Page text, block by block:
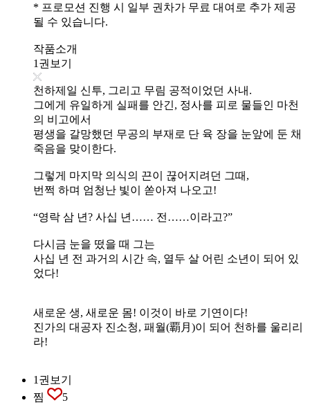
* 프로모션 진행 시 일부 권차가 무료 대여로 추가 제공
될 수 있습니다.
작품소개
1권보기
천하제일 신투, 그리고 무림 공적이었던 사내.
그에게 유일하게 실패를 안긴, 정사를 피로 물들인 마천
의 비고에서
평생을 갈망했던 무공의 부재로 단 육 장을 눈앞에 둔 채
죽음을 맞이한다.
그렇게 마지막 의식의 끈이 끊어지려던 그때,
번쩍 하며 엄청난 빛이 쏟아져 나오고!
“영락 삼 년? 사십 년…… 전……이라고?”
다시금 눈을 떴을 때 그는
사십 년 전 과거의 시간 속, 열두 살 어린 소년이 되어 있
었다!
새로운 생, 새로운 몸! 이것이 바로 기연이다!
진가의 대공자 진소청, 패월(覇月)이 되어 천하를 울리리
라!
1권보기
찜
5